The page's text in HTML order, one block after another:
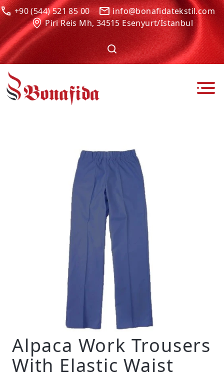
+90 (544) 521 85 00
info@bonafidatekstil.com
Piri Reis Mh, 34515 Esenyurt/İstanbul
Alpaca Work Trousers
With Elastic Waist